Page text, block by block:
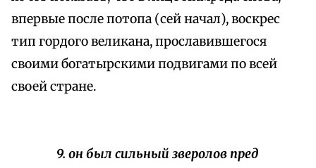
впервые после потопа (сей начал), воскрес
тип гордого великана, прославившегося
своими богатырскими подвигами по всей
своей стране.
9. он был сильный зверолов пред